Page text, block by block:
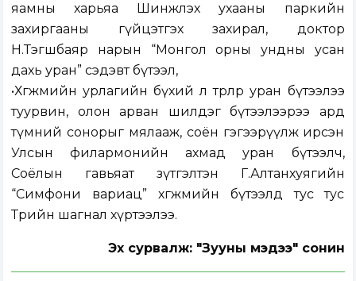
яамны харьяа Шинжлэх ухааны паркийн
захиргааны гүйцэтгэх захирал, доктор
Н.Тэгшбаяр нарын “Монгол орны ундны усан
дахь уран” сэдэвт бүтээл,
•Хөгжмийн урлагийн бүхий л төрлөөр уран бүтээлээ
туурвин, олон арван шилдэг бүтээлээрээ ард
түмний сонорыг мялааж, соён гэгээрүүлж ирсэн
Улсын филармонийн ахмад уран бүтээлч,
Соёлын гавьяат зүтгэлтэн Г.Алтанхуягийн
“Симфони вариац” хөгжмийн бүтээлд тус тус
Төрийн шагнал хүртээлээ.
Эх сурвалж: "Зууны мэдээ" сонин